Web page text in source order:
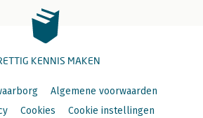
KENNIS MAKEN
Algemene voorwaarden
Cookies
Cookie instellingen